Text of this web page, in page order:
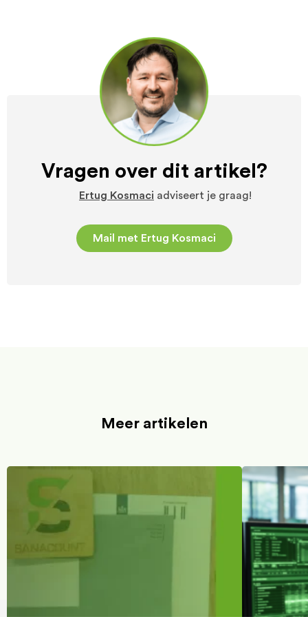
Vragen over dit artikel?
Ertug Kosmaci adviseert je graag!
Mail met Ertug Kosmaci
Meer artikelen